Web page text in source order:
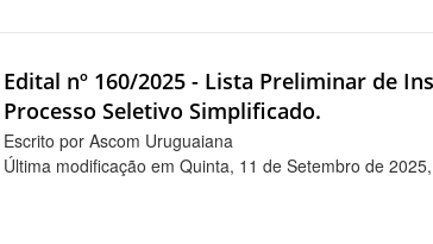
Edital nº 160/2025 - Lista Preliminar de
Processo Seletivo Simplificado.
Escrito por Ascom Uruguaiana
Última modificação em Quinta, 11 de Setembro de